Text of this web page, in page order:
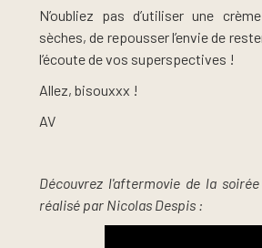
N’oubliez pas d’utiliser une
sèches, de repousser l’envie de
l’écoute de vos superspectives !
Allez, bisouxxx !
AV
Découvrez l'aftermovie de la
réalisé par Nicolas Despis :